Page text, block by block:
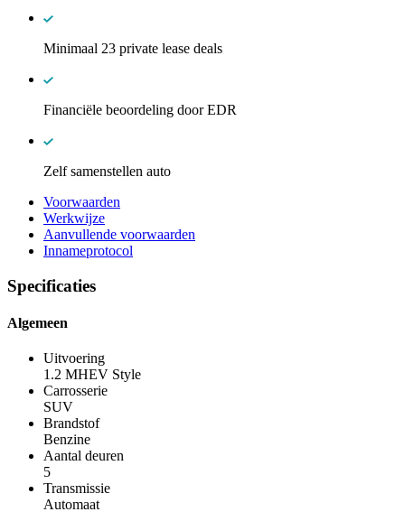
Minimaal 23 private lease deals
Financiële beoordeling door EDR
Zelf samenstellen auto
Voorwaarden
Werkwijze
Aanvullende voorwaarden
Innameprotocol
Specificaties
Algemeen
Uitvoering
1.2 MHEV Style
Carrosserie
SUV
Brandstof
Benzine
Aantal deuren
5
Transmissie
Automaat